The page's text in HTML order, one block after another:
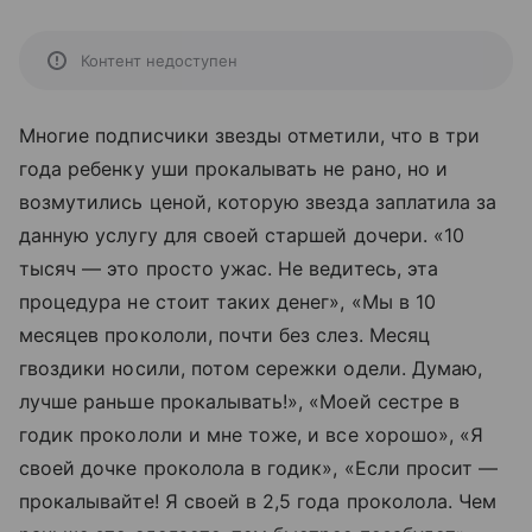
Контент недоступен
Многие подписчики звезды отметили, что в три
года ребенку уши прокалывать не рано, но и
возмутились ценой, которую звезда заплатила за
данную услугу для своей старшей дочери. «10
тысяч — это просто ужас. Не ведитесь, эта
процедура не стоит таких денег», «Мы в 10
месяцев прокололи, почти без слез. Месяц
гвоздики носили, потом сережки одели. Думаю,
лучше раньше прокалывать!», «Моей сестре в
годик прокололи и мне тоже, и все хорошо», «Я
своей дочке проколола в годик», «Если просит —
прокалывайте! Я своей в 2,5 года проколола. Чем